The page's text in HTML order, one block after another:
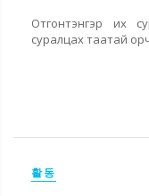
Отгонтэнгэр их
суралцах таатай
활동